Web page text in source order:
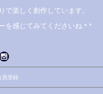
で楽しく創作しています。
を感じてみてくださいね＊*
員登録